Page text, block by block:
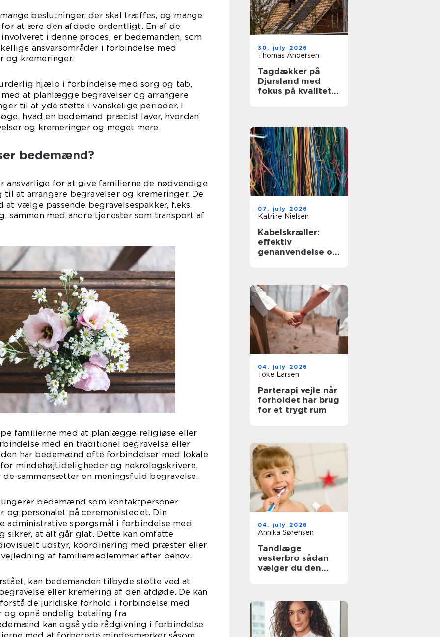
beslutninger, der skal træffes, og mange
for at ære den afdøde ordentligt. En af de
i denne proces, er bedemanden, som
ansvarsområder i forbindelse med
og kremeringer.
hjælp i forbindelse med sorg og tab,
at planlægge begravelser og arrangere
til at yde støtte i vanskelige perioder. I
hvad en bedemand præcist laver, hvordan
og kremeringer og meget mere.
bedemænd?
ansvarlige for at give familierne de nødvendige
at arrangere begravelser og kremeringer. De
vælge passende begravelsespakker, f.eks.
sammen med andre tjenester som transport af
familierne med at planlægge religiøse eller
med en traditionel begravelse eller
har bedemænd ofte forbindelser med lokale
mindehøjtideligheder og nekrologskrivere,
sammensætter en meningsfuld begravelse.
bedemænd som kontaktpersoner
og personalet på ceremonistedet. Din
administrative spørgsmål i forbindelse med
sikrer, at alt går glat. Dette kan omfatte
udstyr, koordinering med præster eller
af familiemedlemmer efter behov.
kan bedemanden tilbyde støtte ved at
eller kremering af den afdøde. De kan
de juridiske forhold i forbindelse med
og opnå endelig betaling fra
kan også yde rådgivning i forbindelse
med at forberede mindesmærker såsom
30. july 2026
Thomas Andersen
Tagdækker på
Djursland med
fokus på kvalitet
07. july 2026
Katrine Nielsen
Kabelskræller:
effektiv
genanvendelse og
04. july 2026
Toke Larsen
Parterapi vejle når
forholdet har brug
for et trygt rum
04. july 2026
Annika Sørensen
Tandlæge
vesterbro sådan
vælger du den